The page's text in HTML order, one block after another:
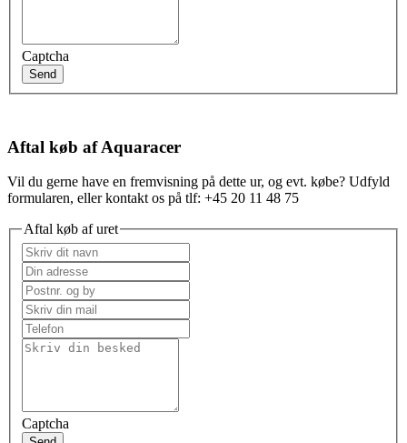
Captcha
Send
Aftal køb af Aquaracer
Vil du gerne have en fremvisning på dette ur, og evt. købe? Udfyld
formularen, eller kontakt os på tlf: +45 20 11 48 75
Aftal køb af uret
Captcha